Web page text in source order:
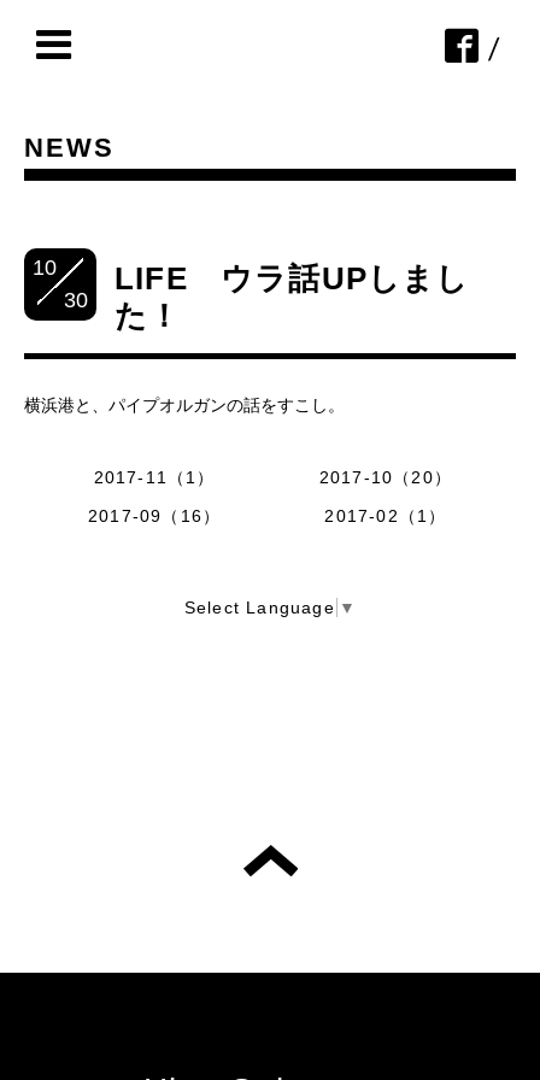
/
NEWS
10
30
LIFE ウラ話UPしまし
た！
横浜港と、パイプオルガンの話をすこし。
2017-11（1）
2017-10（20）
2017-09（16）
2017-02（1）
Select Language ▼